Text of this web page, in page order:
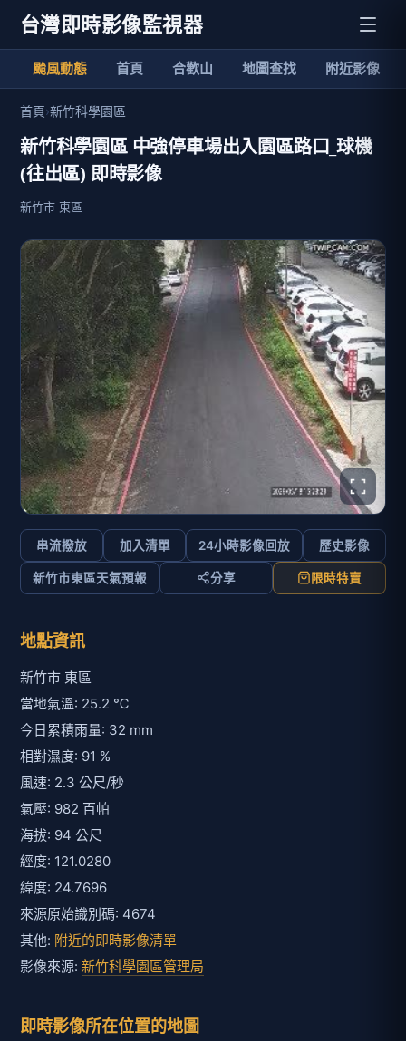
台灣即時影像監視器
颱風動態 首頁 合歡山 地圖查找 附近影像
首頁›新竹科學園區
新竹科學園區 中強停車場出入園區路口_球機
(往出區) 即時影像
新竹市 東區
串流撥放 加入清單 24小時影像回放 歷史影像
新竹市東區天氣預報 分享 限時特賣
地點資訊
新竹市 東區
當地氣溫: 25.2 ℃
今日累積雨量: 32 mm
相對濕度: 91 %
風速: 2.3 公尺/秒
氣壓: 982 百帕
海拔: 94 公尺
經度: 121.0280
緯度: 24.7696
來源原始識別碼: 4674
其他: 附近的即時影像清單
影像來源: 新竹科學園區管理局
即時影像所在位置的地圖